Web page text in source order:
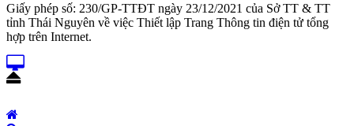
Giấy phép số: 230/GP-TTĐT ngày 23/12/2021 của Sở TT & TT
tỉnh Thái Nguyên về việc Thiết lập Trang Thông tin điện tử tổng
hợp trên Internet.